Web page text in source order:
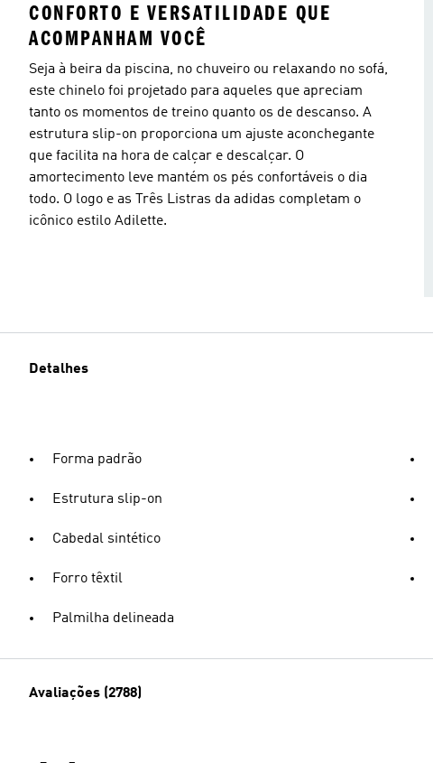
CONFORTO E VERSATILIDADE QUE
ACOMPANHAM VOCÊ
Seja à beira da piscina, no chuveiro ou relaxando no sofá,
este chinelo foi projetado para aqueles que apreciam
tanto os momentos de treino quanto os de descanso. A
estrutura slip-on proporciona um ajuste aconchegante
que facilita na hora de calçar e descalçar. O
amortecimento leve mantém os pés confortáveis o dia
todo. O logo e as Três Listras da adidas completam o
icônico estilo Adilette.
Detalhes
Forma padrão
Estrutura slip-on
Cabedal sintético
Forro têxtil
Palmilha delineada
Avaliações (2788)